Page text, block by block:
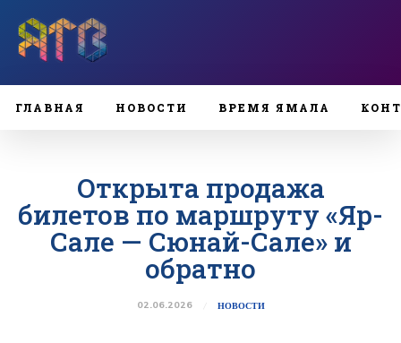
ГЛАВНАЯ НОВОСТИ ВРЕМЯ ЯМАЛА
Открыта продажа
билетов по маршруту «Яр-
Сале — Сюнай-Сале» и
обратно
02.06.2026 НОВОСТИ